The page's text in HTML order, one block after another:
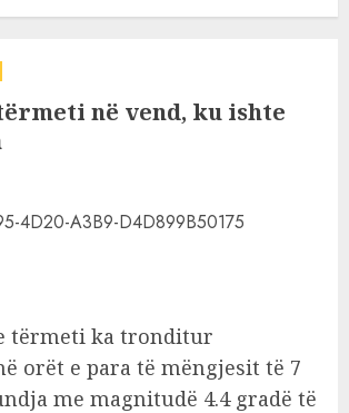
në vend, ku ishte
tërmeti ka tronditur
orët e para të mëngjesit të 7
me magnitudë 4.4 gradë të